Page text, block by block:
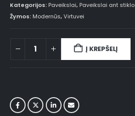
Kategorijos: Paveikslai, Paveikslai ant stiklo
Žymos: Modernūs,Virtuvei
Į KREPŠELĮ